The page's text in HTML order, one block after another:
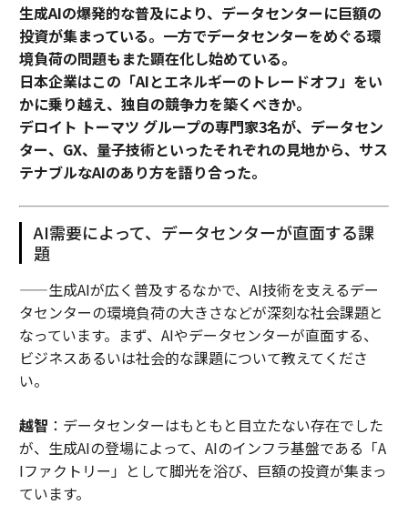
生成AIの爆発的な普及により、データセンターに巨額の
投資が集まっている。一方でデータセンターをめぐる環
境負荷の問題もまた顕在化し始めている。
日本企業はこの「AIとエネルギーのトレードオフ」をい
かに乗り越え、独自の競争力を築くべきか。
デロイト トーマツ グループの専門家3名が、データセン
ター、GX、量子技術といったそれぞれの見地から、サス
テナブルなAIのあり方を語り合った。
AI需要によって、データセンターが直面する課
題
——生成AIが広く普及するなかで、AI技術を支えるデー
タセンターの環境負荷の大きさなどが深刻な社会課題と
なっています。まず、AIやデータセンターが直面する、
ビジネスあるいは社会的な課題について教えてくださ
い。
越智 ：データセンターはもともと目立たない存在でした
が、生成AIの登場によって、AIのインフラ基盤である「A
Iファクトリー」として脚光を浴び、巨額の投資が集まっ
ています。